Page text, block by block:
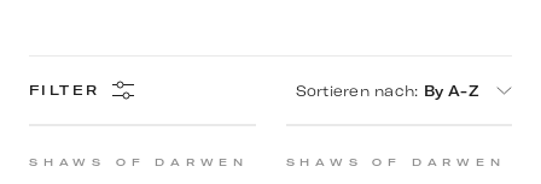
FILTER Sortieren nach: By A-Z
SHAWS OF DARWEN SHAWS OF DARWEN